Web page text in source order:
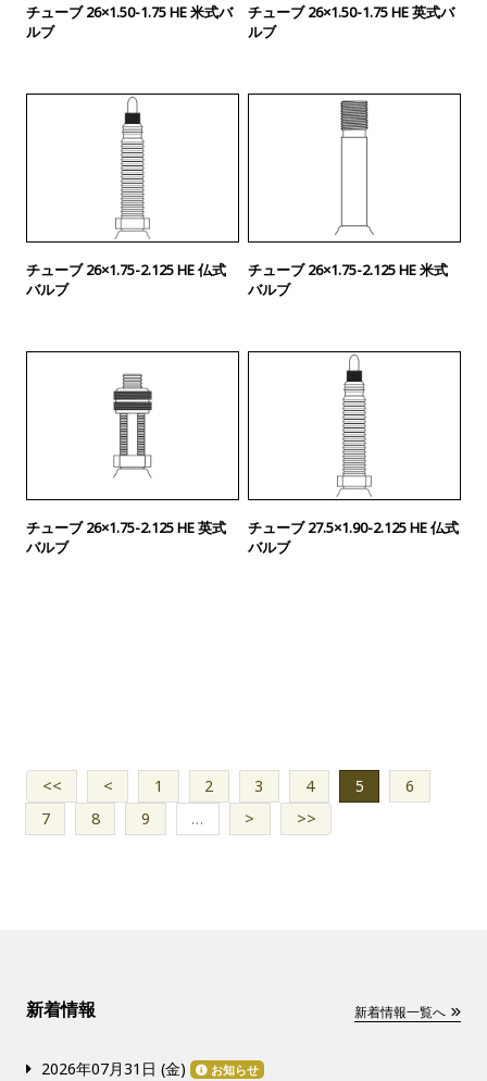
チューブ 26×1.50-1.75 HE 米式バ
ルブ
チューブ 26×1.50-1.75 HE 英式バ
ルブ
チューブ 26×1.75-2.125 HE 仏式
バルブ
チューブ 26×1.75-2.125 HE 米式
バルブ
チューブ 26×1.75-2.125 HE 英式
バルブ
チューブ 27.5×1.90-2.125 HE 仏式
バルブ
<< < 1 2 3 4 5
6
7
8 9 … > >>
新着情報 新着情報一覧へ
2026年07月31日 (金) お知らせ